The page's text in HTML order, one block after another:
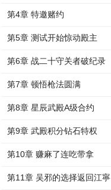
第4章 特邀赌约
第5章 测试开始惊动殿主
第6章 战二十守关者破纪录
第7章 顿悟枪法圆满
第8章 星辰武殿A级合约
第9章 武殿积分钻石特权
第10章 赚麻了连吃带拿
第11章 吴邪的选择返回江寧